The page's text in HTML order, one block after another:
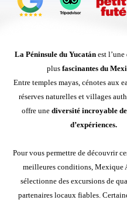
La Péninsule du Yucatán est
plus fascinantes du
Entre temples mayas, cénotes aux
réserves naturelles et villages
offre une diversité incroyable de
d’expériences.
Pour vous permettre de découvrir
meilleures conditions, Mexique
sélectionne des excursions de
partenaires locaux fiables.